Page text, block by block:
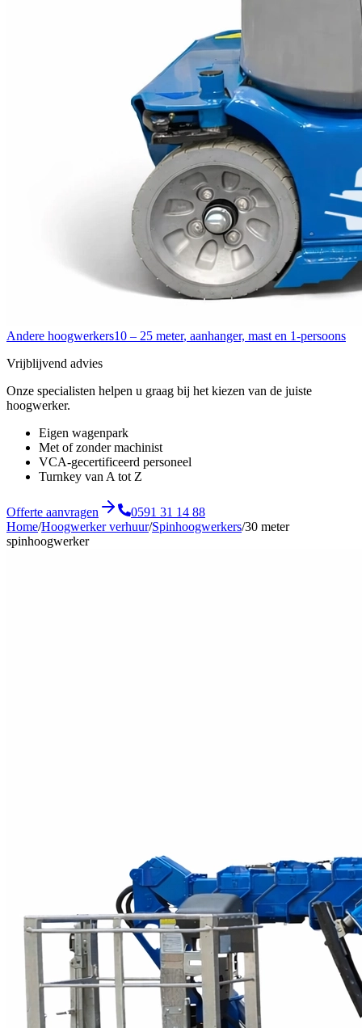
Andere hoogwerkers10 – 25 meter, aanhanger, mast en 1-persoons
Vrijblijvend advies
Onze specialisten helpen u graag bij het kiezen van de juiste
hoogwerker.
Eigen wagenpark
Met of zonder machinist
VCA-gecertificeerd personeel
Turnkey van A tot Z
Offerte aanvragen
0591 31 14 88
Home/Hoogwerker verhuur/Spinhoogwerkers/30 meter
spinhoogwerker